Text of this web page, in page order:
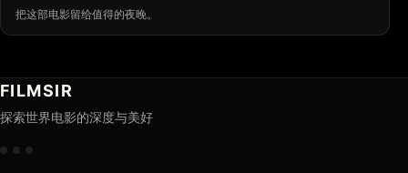
把这部电影留给值得的夜晚。
FILMSIR
探索世界电影的深度与美好